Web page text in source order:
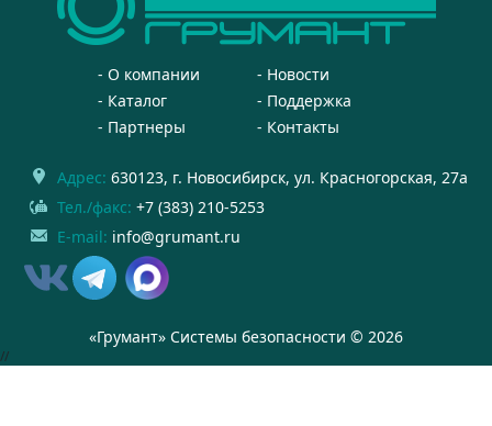
О компании
Новости
Каталог
Поддержка
Партнеры
Контакты
Адрес: 630123, г. Новосибирск, ул. Красногорская, 27а
Тел./факс: +7 (383) 210-5253
E-mail: info@grumant.ru
«Грумант» Системы безопасности © 2026
//